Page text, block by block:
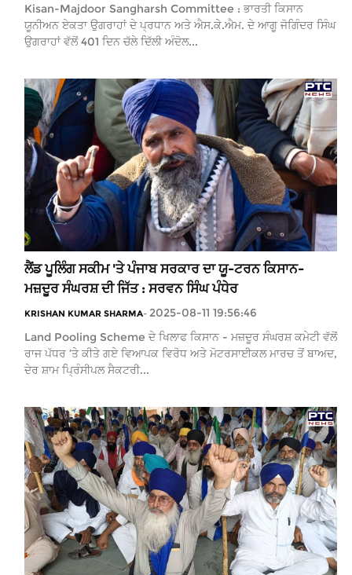
Kisan-Majdoor Sangharsh Committee : ਭਾਰਤੀ ਕਿਸਾਨ
ਯੂਨੀਅਨ ਏਕਤਾ ਉਗਰਾਹਾਂ ਦੇ ਪ੍ਰਧਾਨ ਅਤੇ ਐਸ.ਕੇ.ਐਮ. ਦੇ ਆਗੂ ਜੋਗਿੰਦਰ ਸਿੰਘ
ਉਗਰਾਹਾਂ ਵੱਲੋਂ 401 ਦਿਨ ਚੱਲੇ ਦਿੱਲੀ ਅੰਦੋਲ...
ਲੈਂਡ ਪੂਲਿੰਗ ਸਕੀਮ 'ਤੇ ਪੰਜਾਬ ਸਰਕਾਰ ਦਾ ਯੂ-ਟਰਨ ਕਿਸਾਨ-
ਮਜ਼ਦੂਰ ਸੰਘਰਸ਼ ਦੀ ਜਿੱਤ : ਸਰਵਨ ਸਿੰਘ ਪੰਧੇਰ
KRISHAN KUMAR SHARMA- 2025-08-11 19:56:46
Land Pooling Scheme ਦੇ ਖਿਲਾਫ ਕਿਸਾਨ - ਮਜ਼ਦੂਰ ਸੰਘਰਸ਼ ਕਮੇਟੀ ਵੱਲੋਂ
ਰਾਜ ਪੱਧਰ ’ਤੇ ਕੀਤੇ ਗਏ ਵਿਆਪਕ ਵਿਰੋਧ ਅਤੇ ਮੋਟਰਸਾਈਕਲ ਮਾਰਚ ਤੋਂ ਬਾਅਦ,
ਦੇਰ ਸ਼ਾਮ ਪ੍ਰਿੰਸੀਪਲ ਸੈਕਟਰੀ...